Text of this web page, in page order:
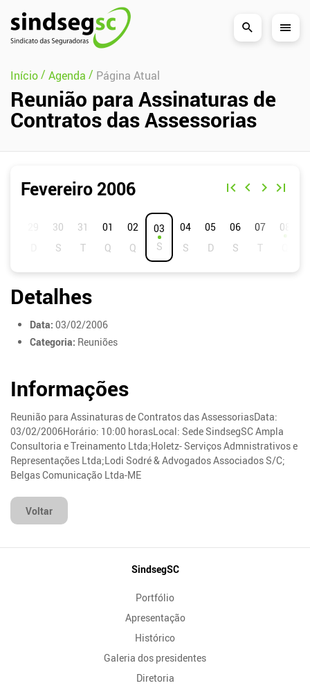
Pular Navegação (s)
Início/ Agenda / Página Atual
Reunião para Assinaturas de
Contratos das Assessorias
Fevereiro 2006
S
01 02 03 04 05 06 07 08
Detalhes
Data: 03/02/2006
Categoria: Reuniões
Informações
Reunião para Assinaturas de Contratos das AssessoriasData:
03/02/2006Horário: 10:00 horasLocal: Sede SindsegSC Ampla
Consultoria e Treinamento Ltda;Holetz- Serviços Admnistrativos e
Representações Ltda;Lodi Sodré & Advogados Associados S/C;
Belgas Comunicação Ltda-ME
Voltar
SindsegSC
Portfólio
Apresentação
Histórico
Galeria dos presidentes
Diretoria